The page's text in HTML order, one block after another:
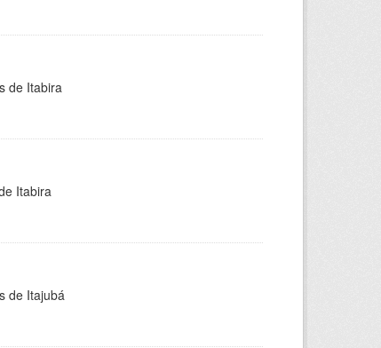
de Itabira
Itabira
de Itajubá